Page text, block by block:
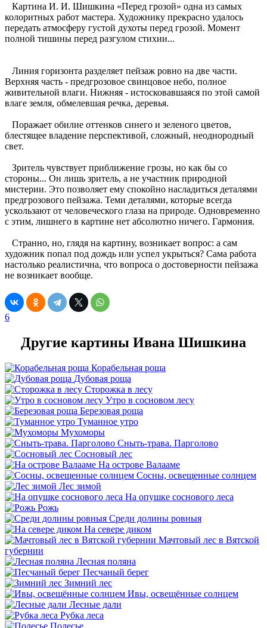
Картина И. И. Шишкина «Перед грозой» одна из самых
колоритных работ мастера. Художнику прекрасно удалось
передать атмосферу густой духоты перед грозой. Момент
полной тишины перед разгулом стихии...
Линия горизонта разделяет пейзаж ровно на две части.
Верхняя часть - предгрозовое свинцовое небо, полное
живительной влаги. Нижняя - истосковавшаяся по этой самой
влаге земля, обмелевшая речка, деревья.
Поражает обилие оттенков синего и зеленого цветов,
блестящее владение перспективой, сложный, неоднородный
свет.
Зритель чувствует приближение грозы, но как бы со
стороны... Он лишь зритель, а не участник природной
мистерии. Это позволяет ему спокойно насладиться деталями
предгрозового пейзажа. Теми деталями, которые всегда
ускользают от человеческого глаза на природе. Одновременно
с этим, лишнего в картине нет абсолютно ничего. Гармония.
Странно, но, глядя на картину, возникает вопрос: а сам
художник попал под дождь или успел укрыться? Сама работа
настолько реалистична, что вопроса о достоверности пейзажа
не возникает вообще.
6
Другие картины Ивана Шишкина
Корабельная роща
Дубовая роща
Сторожка в лесу
Утро в сосновом лесу
Березовая роща
Туманное утро
Мухоморы
Сныть-трава. Парголово
Сосновый лес
На острове Валааме
Сосны, освещенные солнцем
Лес зимой
На опушке соснового леса
Рожь
Среди долины ровныя
На севере диком
Мачтовый лес в Вятской
губернии
Лесная поляна
Песчаный берег
Зимний лес
Ивы, освещённые солнцем
Лесные дали
Рубка леса
Полесье